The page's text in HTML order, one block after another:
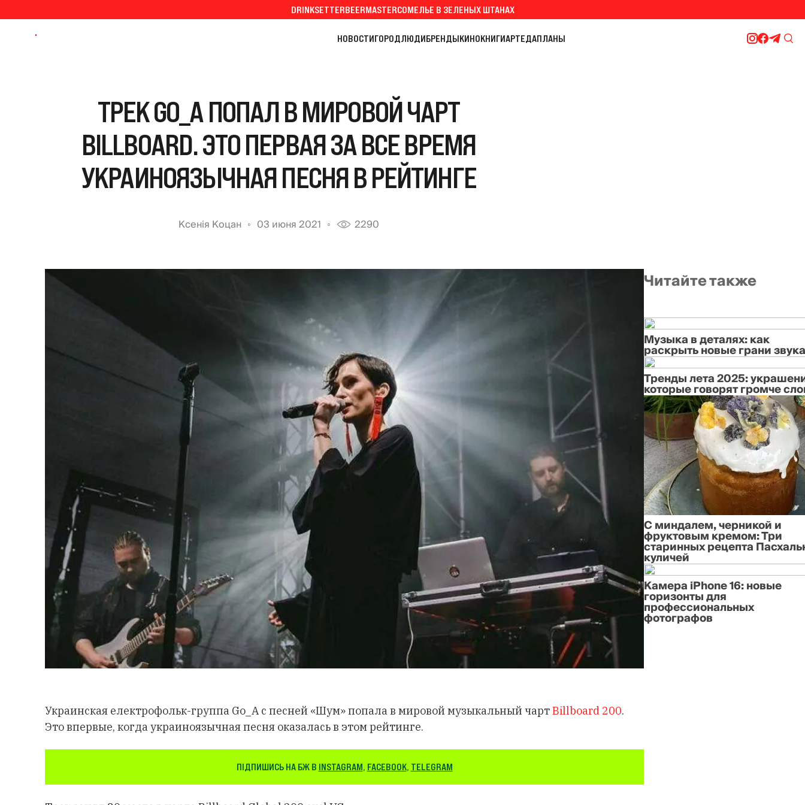
DRINKSETTERBEERMASTERСОМЕЛЬЕ В ЗЕЛЕНЫХ ШТАНАХ
НОВОСТИГОРОДЛЮДИБРЕНДЫКИНОКНИГИАРТЕДАПЛАНЫ
ТРЕК GO_A ПОПАЛ В МИРОВОЙ ЧАРТ
BILLBOARD. ЭТО ПЕРВАЯ ЗА ВСЕ ВРЕМЯ
УКРАИНОЯЗЫЧНАЯ ПЕСНЯ В РЕЙТИНГЕ
Ксенія Коцан 03 июня 2021 2290
Украинская електрофольк-группа Go_A с песней «Шум» попала в мировой музыкальный чартBillboard 200.
Это впервые, когда украиноязычная песня оказалась в этом рейтинге.
ПІДПИШИСЬ НА БЖ В INSTAGRAM, FACEBOOK, TELEGRAM
Читайте также
Музыка в деталях: как
раскрыть новые грани звука
Тренды лета 2025:
которые говорят громче
С миндалем, черникой и
фруктовым кремом: Три
старинных рецепта
куличей
Камера iPhone 16: новые
горизонты для
профессиональных
фотографов